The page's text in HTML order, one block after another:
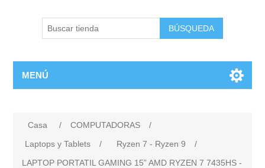
BÚSQUEDA
MENÚ
Casa / COMPUTADORAS
/
Laptops y Tablets
/ Ryzen 7 - Ryzen 9
/
LAPTOP PORTATIL GAMING 15” AMD RYZEN 7 7435HS -